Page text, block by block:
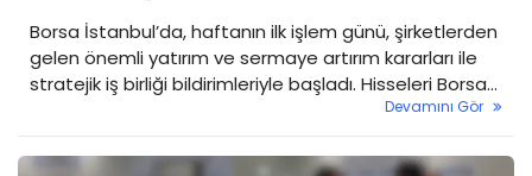
Borsa İstanbul’da, haftanın ilk işlem günü, şirketlerden
gelen önemli yatırım ve sermaye artırım kararları ile
stratejik iş birliği bildirimleriyle başladı. Hisseleri Borsa
İstanbul’da işlem gören şirketler, Kamuyu Aydınlatma
Platformu (KAP) duyurularıyla öne çıktı. İşte Borsa
İstanbul’dan şirket haberleri…
Devamını Gör